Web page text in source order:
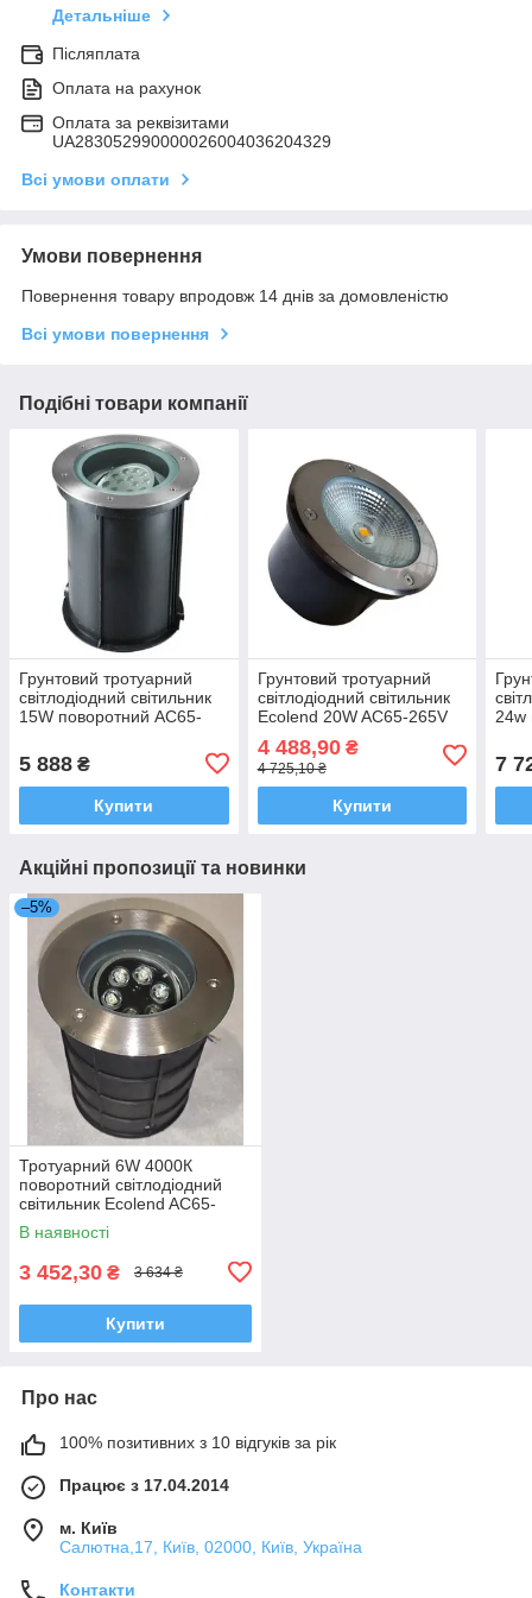
Детальніше
Післяплата
Оплата на рахунок
Оплата за реквізитами
UA283052990000026004036204329
Всі умови оплати
Умови повернення
Повернення товару впродовж 14 днів за домовленістю
Всі умови повернення
Подібні товари компанії
Грунтовий тротуарний
світлодіодний світильник
15W поворотний AC65-
5 888 ₴
Купити
Грунтовий тротуарний
світлодіодний світильник
Ecolend 20W AC65-265V
4 488,90₴
4 725,10 ₴
Купити
24w
7
Акційні пропозиції та новинки
–5%
Тротуарний 6W 4000К
поворотний світлодіодний
світильник Ecolend AC65-
265V
В наявності
3 452,30 ₴ 3 634 ₴
Купити
Про нас
100% позитивних з 10 відгуків за рік
Працює з 17.04.2014
м. Київ
Салютна,17, Київ, 02000, Київ, Україна
Контакти